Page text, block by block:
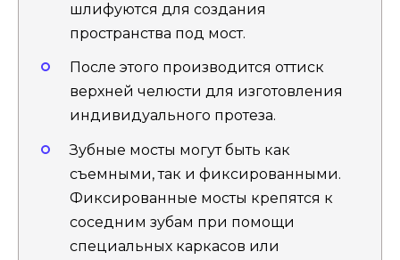
шлифуются для создания
пространства под мост.
После этого производится оттиск
верхней челюсти для изготовления
индивидуального протеза.
Зубные мосты могут быть как
съемными, так и фиксированными.
Фиксированные мосты крепятся к
соседним зубам при помощи
специальных каркасов или